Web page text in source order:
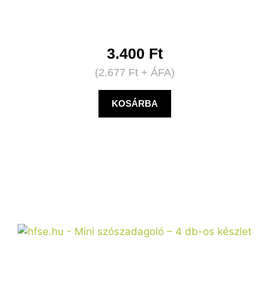
3.400 Ft
(2.677 Ft+ ÁFA)
KOSÁRBA